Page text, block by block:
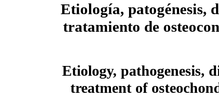
Etiología, patogénesis,
tratamiento de
Etiology, pathogenesis,
treatment of